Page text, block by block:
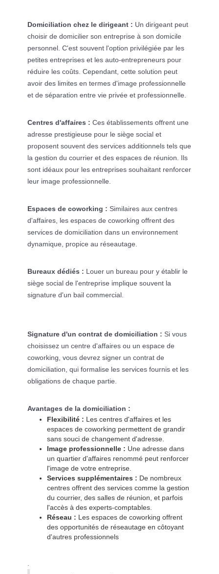
Domiciliation chez le dirigeant : Un dirigeant peut
choisir de domicilier son entreprise à son domicile
personnel. C'est souvent l'option privilégiée par les
petites entreprises et les auto-entrepreneurs pour
réduire les coûts. Cependant, cette solution peut
avoir des limites en termes d'image professionnelle
et de séparation entre vie privée et professionnelle.
Centres d'affaires : Ces établissements offrent une
adresse prestigieuse pour le siège social et
proposent souvent des services additionnels tels que
la gestion du courrier et des espaces de réunion. Ils
sont idéaux pour les entreprises souhaitant renforcer
leur image professionnelle.
Espaces de coworking : Similaires aux centres
d'affaires, les espaces de coworking offrent des
services de domiciliation dans un environnement
dynamique, propice au réseautage.
Bureaux dédiés : Louer un bureau pour y établir le
siège social de l'entreprise implique souvent la
signature d'un bail commercial.
Signature d'un contrat de domiciliation : Si vous
choisissez un centre d'affaires ou un espace de
coworking, vous devrez signer un contrat de
domiciliation, qui formalise les services fournis et les
obligations de chaque partie.
Avantages de la domiciliation :
Flexibilité : Les centres d'affaires et les
espaces de coworking permettent de grandir
sans souci de changement d'adresse.
Image professionnelle : Une adresse dans
un quartier d'affaires renommé peut renforcer
l'image de votre entreprise.
Services supplémentaires : De nombreux
centres offrent des services comme la gestion
du courrier, des salles de réunion, et parfois
l'accès à des experts-comptables.
Réseau : Les espaces de coworking offrent
des opportunités de réseautage en côtoyant
d'autres professionnels